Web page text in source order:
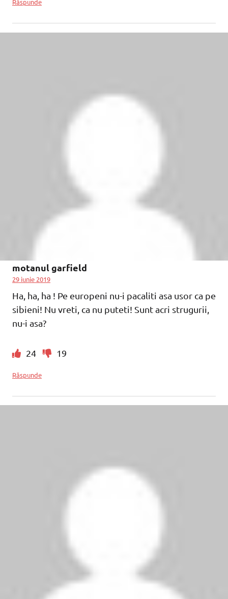
Răspunde
motanul garfield
29 iunie 2019
Ha, ha, ha ! Pe europeni nu-i pacaliti asa usor ca pe
sibieni! Nu vreti, ca nu puteti! Sunt acri strugurii,
nu-i asa?
24 19
Răspunde